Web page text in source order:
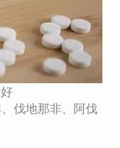
伐地那非、阿伐